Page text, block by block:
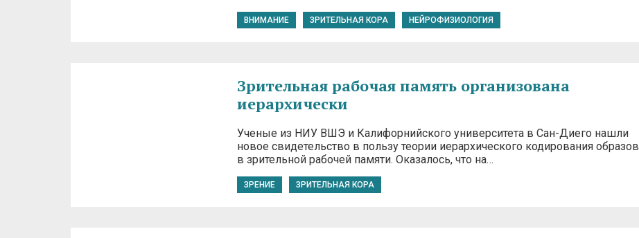
ВНИМАНИЕ ЗРИТЕЛЬНАЯ КОРА НЕЙРОФИЗИОЛОГИЯ
Зрительная рабочая память организована
иерархически
Ученые из НИУ ВШЭ и Калифорнийского университета в Сан-Диего нашли
новое свидетельство в пользу теории иерархического кодирования образов
в зрительной рабочей памяти. Оказалось, что на…
ЗРЕНИЕ ЗРИТЕЛЬНАЯ КОРА